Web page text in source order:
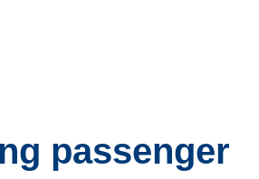
passenger